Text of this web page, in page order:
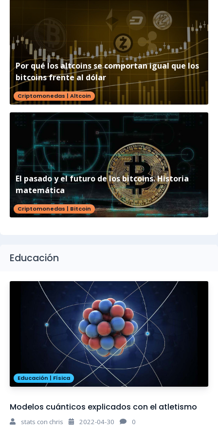
Criptomonedas | Altcoin
Por qué los altcoins se comportan igual que los
bitcoins frente al dólar
Criptomonedas | Bitcoin
El pasado y el futuro de los bitcoins. Historia
matemática
Educación
Educación | Física
Modelos cuánticos explicados con el atletismo
stats con chris 2022-04-30 0